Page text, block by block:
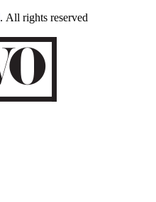
. All rights reserved